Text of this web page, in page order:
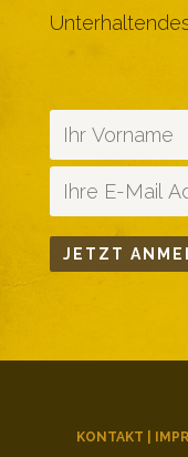
KONTAKT